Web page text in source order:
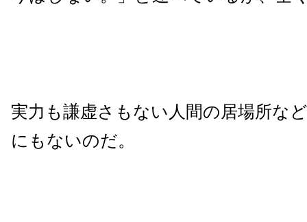
実力も謙虚さもない人間の居場所な
にもないのだ。